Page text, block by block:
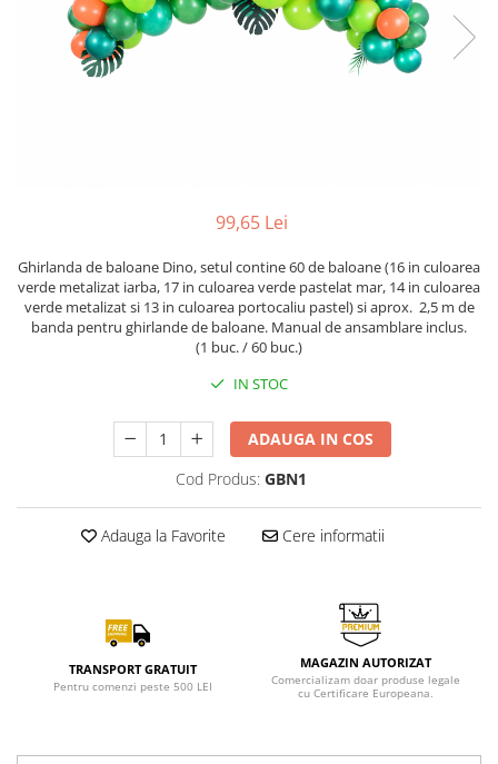
99,65 Lei
Ghirlanda de baloane Dino, setul contine 60 de baloane (16 in culoarea
verde metalizat iarba, 17 in culoarea verde pastelat mar, 14 in culoarea
verde metalizat si 13 in culoarea portocaliu pastel) si aprox. 2,5 m de
banda pentru ghirlande de baloane. Manual de ansamblare inclus.
(1 buc. / 60 buc.)
IN STOC
ADAUGA IN COS
Cod Produs: GBN1
Adauga la Favorite Cere informatii
TRANSPORT GRATUIT
Pentru comenzi peste 500 LEI
MAGAZIN AUTORIZAT
Comercializam doar produse legale
cu Certificare Europeana.